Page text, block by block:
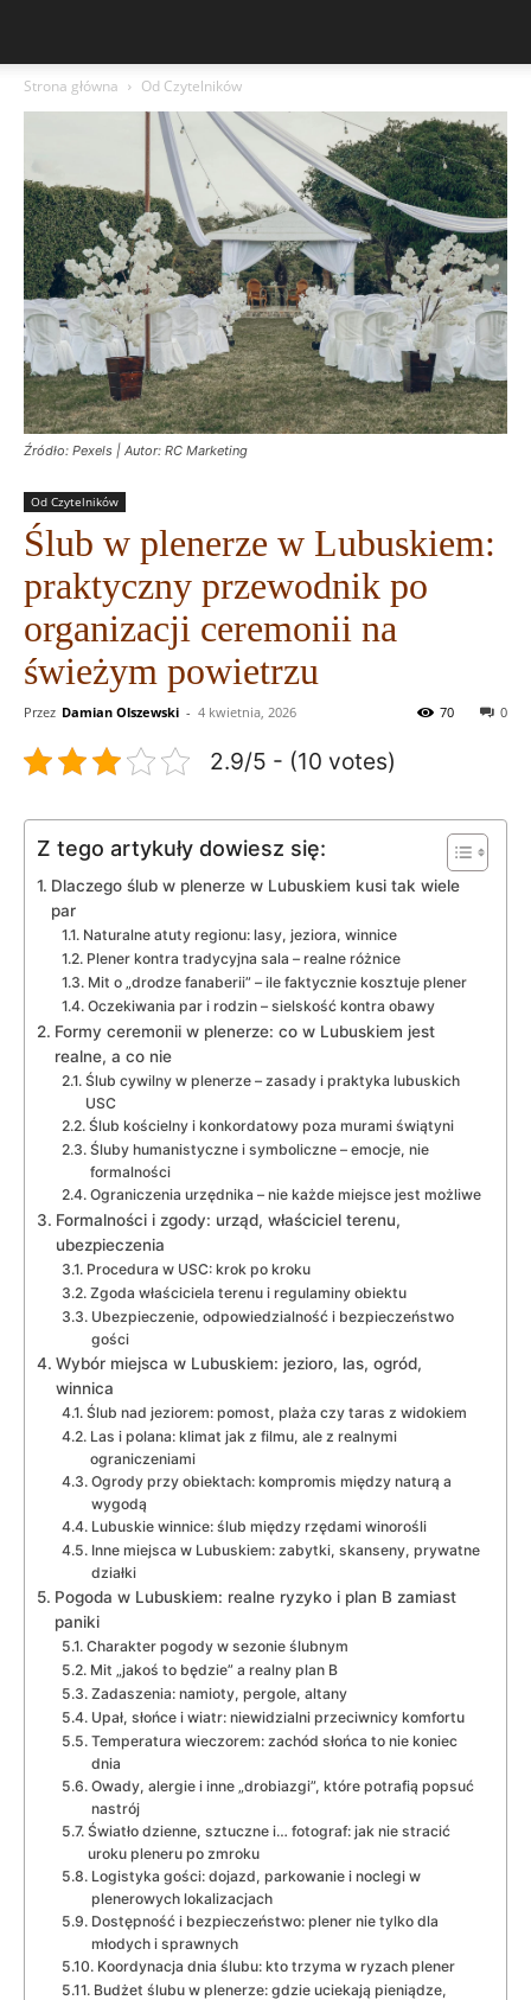
Strona główna Od Czytelników
Źródło: Pexels | Autor: RC Marketing
Od Czytelników
Ślub w plenerze w Lubuskiem:
praktyczny przewodnik po
organizacji ceremonii na
świeżym powietrzu
Przez Damian Olszewski - 4 kwietnia, 2026 0
70
2.9/5 - (10 votes)
Z tego artykuły dowiesz się:
Dlaczego ślub w plenerze w Lubuskiem kusi tak wiele
par
Naturalne atuty regionu: lasy, jeziora, winnice
Plener kontra tradycyjna sala – realne różnice
Mit o „drodze fanaberii” – ile faktycznie kosztuje plener
Oczekiwania par i rodzin – sielskość kontra obawy
Formy ceremonii w plenerze: co w Lubuskiem jest
realne, a co nie
Ślub cywilny w plenerze – zasady i praktyka lubuskich
USC
Ślub kościelny i konkordatowy poza murami świątyni
Śluby humanistyczne i symboliczne – emocje, nie
formalności
Ograniczenia urzędnika – nie każde miejsce jest możliwe
Formalności i zgody: urząd, właściciel terenu,
ubezpieczenia
Procedura w USC: krok po kroku
Zgoda właściciela terenu i regulaminy obiektu
Ubezpieczenie, odpowiedzialność i bezpieczeństwo
gości
Wybór miejsca w Lubuskiem: jezioro, las, ogród,
winnica
Ślub nad jeziorem: pomost, plaża czy taras z widokiem
Las i polana: klimat jak z filmu, ale z realnymi
ograniczeniami
Ogrody przy obiektach: kompromis między naturą a
wygodą
Lubuskie winnice: ślub między rzędami winorośli
Inne miejsca w Lubuskiem: zabytki, skanseny, prywatne
działki
Pogoda w Lubuskiem: realne ryzyko i plan B zamiast
paniki
Charakter pogody w sezonie ślubnym
Mit „jakoś to będzie” a realny plan B
Zadaszenia: namioty, pergole, altany
Upał, słońce i wiatr: niewidzialni przeciwnicy komfortu
Temperatura wieczorem: zachód słońca to nie koniec
dnia
Owady, alergie i inne „drobiazgi”, które potrafią popsuć
nastrój
Światło dzienne, sztuczne i… fotograf: jak nie stracić
uroku pleneru po zmroku
Logistyka gości: dojazd, parkowanie i noclegi w
plenerowych lokalizacjach
Dostępność i bezpieczeństwo: plener nie tylko dla
młodych i sprawnych
Koordynacja dnia ślubu: kto trzyma w ryzach plener
Budżet ślubu w plenerze: gdzie uciekają pieniądze,